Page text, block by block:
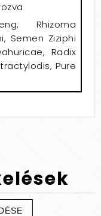
Rhizoma
Semen Ziziphi
Radix
Pure